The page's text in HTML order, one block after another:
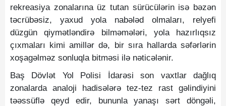
rekreasiya zonalarına üz tutan sürücülərin isə bəzən
təcrübəsiz, yaxud yola nabələd olmaları, relyefi
düzgün qiymətləndirə bilməmələri, yola hazırlıqsız
çıxmaları kimi amillər də, bir sıra hallarda səfərlərin
xoşagəlməz sonluqla bitməsi ilə nəticələnir.
Baş Dövlət Yol Polisi İdarəsi son vaxtlar dağlıq
zonalarda analoji hadisələrə tez-tez rast gəlindiyini
təəssüflə qeyd edir, bununla yanaşı sərt döngəli,